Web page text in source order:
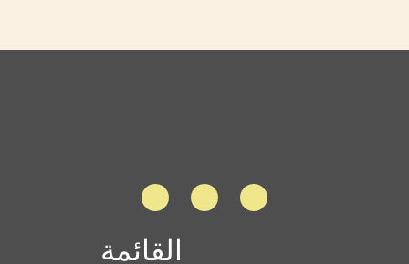
القائمة